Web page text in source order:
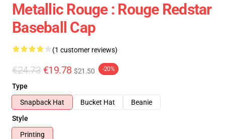
Metallic Rouge : Rouge Redstar
Baseball Cap
(1 customer reviews)
€24.73 €19.78 $21.50 -20%
Type
Snapback Hat
Bucket Hat
Beanie
Style
Printing